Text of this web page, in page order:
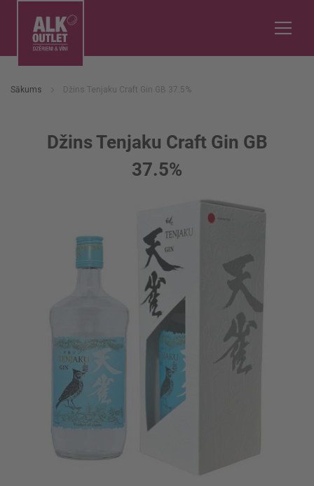
Sākums Džins Tenjaku Craft Gin GB 37.5%
Džins Tenjaku Craft Gin GB
37.5%